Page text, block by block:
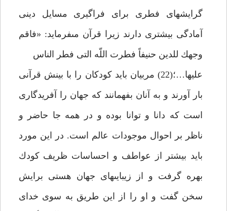
گرايش‏هاى فطرى براى فراگيرى مسايل دينى
آمادگى بيشترى دارند زيرا قرآن مى‏فرمايد: «فاقم
وجهك للدين حنيفاً فطرت اللّه التى فطر الناس
عليها…؛(22) مربيان بايد كودكان را با بينش قرآنى
بار آورند و به آنان بفهمانند كه جهان را آفريدگارى
است كه دانا و توانا بوده و در همه جا حاضر و
ناظر بر احوال موجودات عالم است. در اين مورد
بايد بيشتر از عواطف و احساسات ظريف كودك
بهره گرفت و از زيبايى‏هاى جهان هستى برايش
سخن گفت و او را از اين طريق به سوى خداى